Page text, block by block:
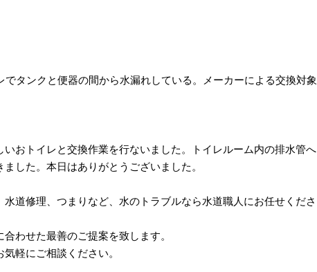
でタンクと便器の間から水漏れしている。メーカーによる交換対象
おトイレと交換作業を行ないました。トイレルーム内の排水管へ
した。本日はありがとうございました。
道修理、つまりなど、水のトラブルなら水道職人にお任せくださ
わせた最善のご提案を致します。
軽にご相談ください。